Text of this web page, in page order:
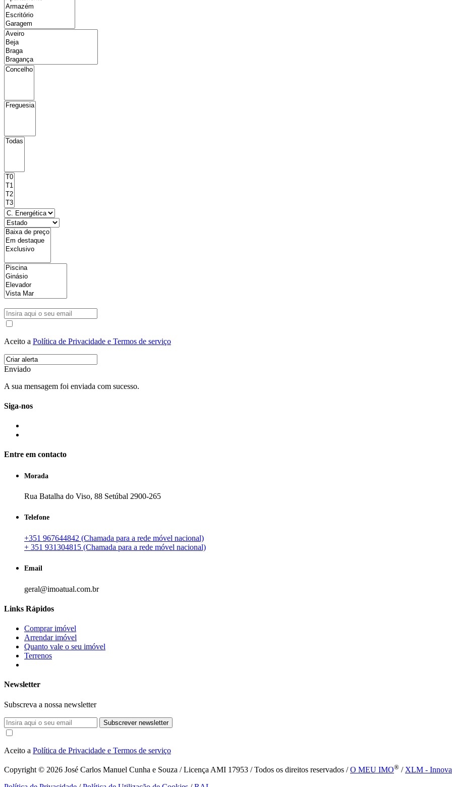
Aceito a Política de Privacidade e Termos de serviço
Enviado
A sua mensagem foi enviada com sucesso.
Siga-nos
Entre em contacto
Morada
Rua Batalha do Viso, 88 Setúbal 2900-265
Telefone
+351 967644842 (Chamada para a rede móvel nacional)
+ 351 931304815 (Chamada para a rede móvel nacional)
Email
geral@imoatual.com.br
Links Rápidos
Comprar imóvel
Arrendar imóvel
Quanto vale o seu imóvel
Terrenos
Newsletter
Subscreva a nossa newsletter
Subscrever newsletter
Aceito a Política de Privacidade e Termos de serviço
Copyright © 2026 José Carlos Manuel Cunha e Souza / Licença AMI 17953 / Todos os direitos reservados /O MEU IMO® / XLM -